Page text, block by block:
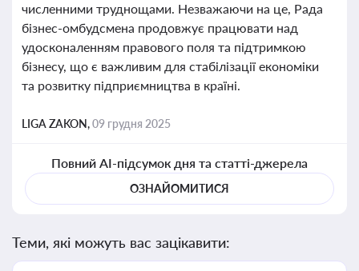
численними труднощами. Незважаючи на це, Рада
бізнес-омбудсмена продовжує працювати над
удосконаленням правового поля та підтримкою
бізнесу, що є важливим для стабілізації економіки
та розвитку підприємництва в країні.
LIGA ZAKON,09 грудня 2025
Повний AI-підсумок дня та статті-джерела
ОЗНАЙОМИТИСЯ
Теми, які можуть вас зацікавити: